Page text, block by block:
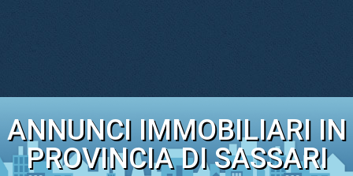
ANNUNCI IMMOBILIARI IN
PROVINCIA DI SASSARI